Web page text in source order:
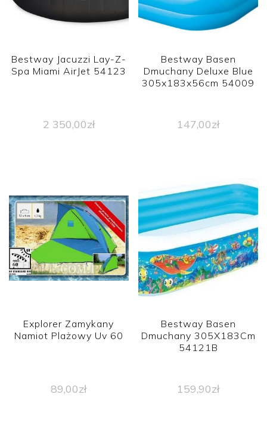
Bestway Jacuzzi Lay-Z-
Spa Miami AirJet 54123
2 350,00zł
Bestway Basen
Dmuchany Deluxe Blue
305x183x56cm 54009
147,00zł
Explorer Zamykany
Namiot Plażowy Uv 60
89,00zł
Bestway Basen
Dmuchany 305X183Cm
54121B
159,90zł